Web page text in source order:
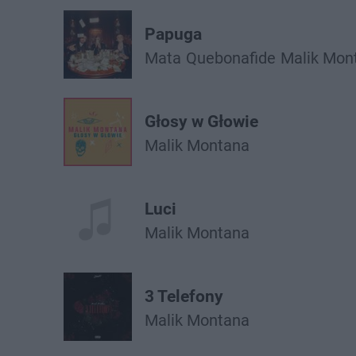
Papuga
Mata Quebonafide Malik
Głosy w Głowie
Malik Montana
Luci
Malik Montana
3 Telefony
Malik Montana